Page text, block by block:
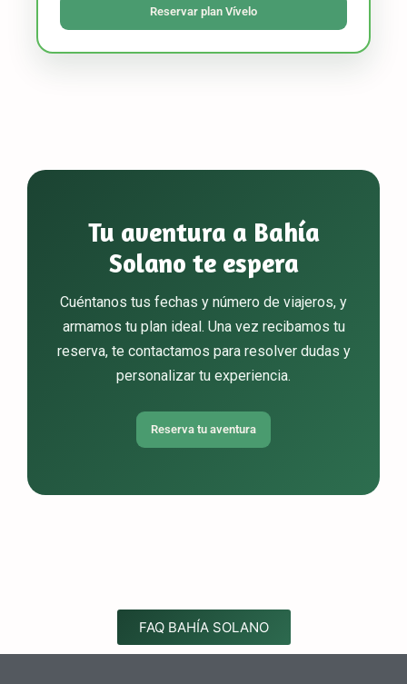
Reservar plan Vívelo
Tu aventura a Bahía
Solano te espera
Cuéntanos tus fechas y número de viajeros, y
armamos tu plan ideal. Una vez recibamos tu
reserva, te contactamos para resolver dudas y
personalizar tu experiencia.
Reserva tu aventura
FAQ BAHÍA SOLANO